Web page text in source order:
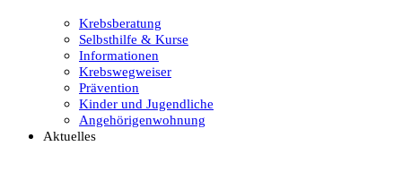
Krebsberatung
Selbsthilfe & Kurse
Informationen
Krebswegweiser
Prävention
Kinder und Jugendliche
Angehörigenwohnung
Aktuelles